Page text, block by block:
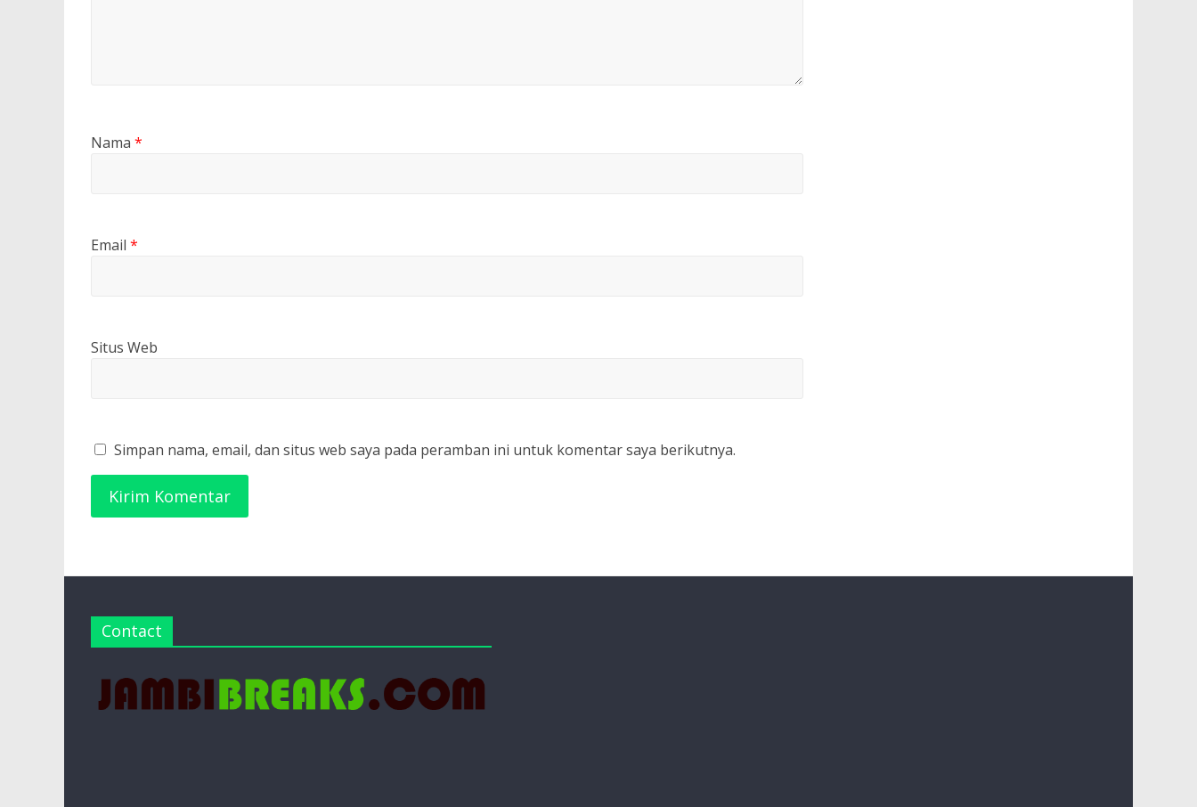
Nama *
Email *
Situs Web
Simpan nama, email, dan situs web saya pada peramban ini untuk komentar saya berikutnya.
Contact